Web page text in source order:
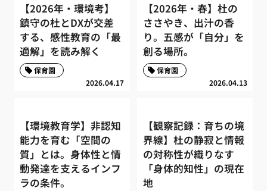
【2026年・環境考】
鎮守の杜とDXが交差
する、感性教育の「最
適解」を読み解く
2026.04.17
保育園
【2026年・春】杜の
ささやき、出汁の香
り。五感が「自分」を
創る場所。
2026.04.13
保育園
【環境教育学】非認知
能力を育む「空間の
質」とは。身体性と情
動発達を支えるインフ
ラの条件。
【観察記録：育ちの境
界線】杜の静寂と情報
の対称性が織りなす
「身体的知性」の現在
地